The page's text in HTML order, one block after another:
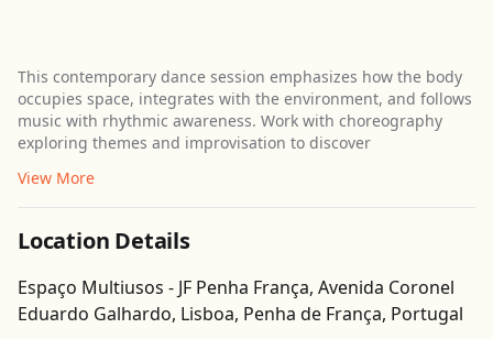
This contemporary dance session emphasizes how the body
occupies space, integrates with the environment, and follows
music with rhythmic awareness. Work with choreography
exploring themes and improvisation to discover
View More
Location Details
Espaço Multiusos - JF Penha França, Avenida Coronel
Eduardo Galhardo, Lisboa, Penha de França, Portugal
Leaflet| ©OpenStreetMapcontributors
Get Directions